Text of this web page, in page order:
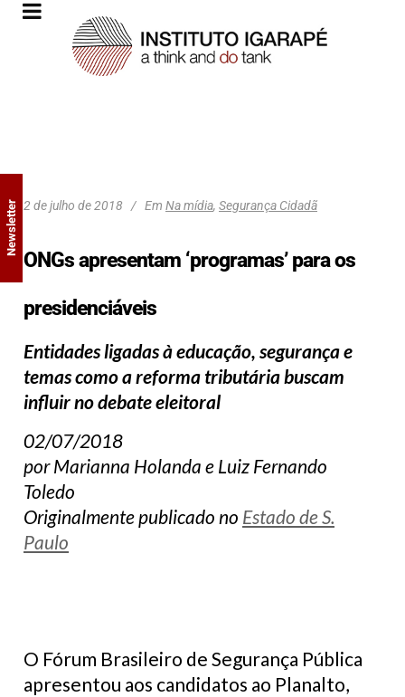
2 de julho de 2018 Em Na mídia, Segurança Cidadã
ONGs apresentam ‘programas’ para os
presidenciáveis
Entidades ligadas à educação, segurança e
temas como a reforma tributária buscam
influir no debate eleitoral
02/07/2018
por Marianna Holanda e Luiz Fernando
Toledo
Originalmente publicado no Estado de S.
Paulo
O Fórum Brasileiro de Segurança Pública
apresentou aos candidatos ao Planalto,
Newsletter